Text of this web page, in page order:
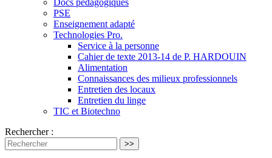
PSE
Enseignement adapté
Technologies Pro.
Service à la personne
Cahier de texte 2013-14 de P. HARDOUIN
Alimentation
Connaissances des milieux professionnels
Entretien des locaux
Entretien du linge
TIC et Biotechno
Rechercher :
>>